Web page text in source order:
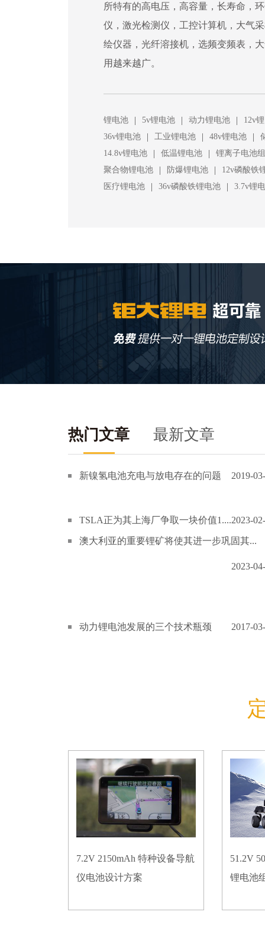
所特有的高电压，高容量，长寿命，
仪，激光检测仪，工控计算机，大气
绘仪器，光纤溶接机，选频变频表，
用越来越广。
锂电池 | 5v锂电池 | 动力锂电池 |
12v
36v锂电池
| 工业锂电池 | 48v锂电池 |
14.8v锂电池
| 低温锂电池 |
锂离子电池组
聚合物锂电池
| 防爆锂电池 |
12v磷酸铁
医疗锂电池
| 36v磷酸铁锂电池 | 3.7v锂
热门文章 最新文章
新镍氢电池充电与放电存在的问题 2019-
TSLA正为其上海厂争取一块价值1....2023-
澳大利亚的重要锂矿将使其进一步巩固其...
2023-
动力锂电池发展的三个技术瓶颈 2017-
7.2V 2150mAh 特种设备导航
仪电池设计方案
51.2V
锂电池